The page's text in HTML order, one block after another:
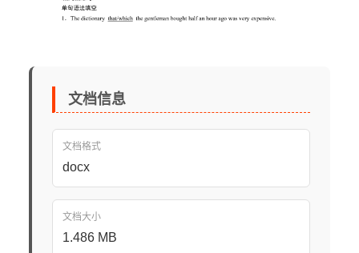
文档信息
文档格式
docx
文档大小
1.486 MB